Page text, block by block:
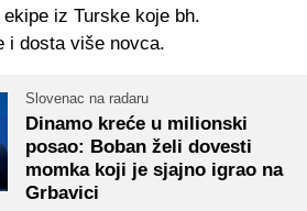
iz Turske koje bh.
i dosta više novca.
Slovenac na radaru
Dinamo kreće u milionski
posao: Boban želi dovesti
momka koji je sjajno igrao na
Grbavici